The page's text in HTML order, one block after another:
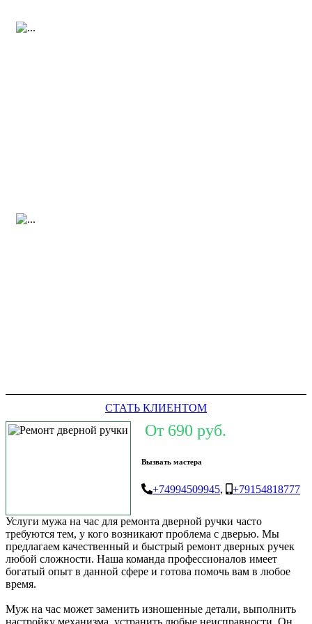
СТАТЬ КЛИЕНТОМ
От 690 руб.
Вызвать мастера
+74994509945, +79154818777
Услуги мужа на час для ремонта дверной ручки часто
требуются тем, у кого возникают проблема с дверью. Мы
предлагаем качественный и быстрый ремонт дверных ручек
любой сложности. Наша команда профессионалов имеет
богатый опыт в данной сфере и готова помочь вам в любое
время.
Муж на час может заменить изношенные детали, выполнить
настройку механизма, устранить любые неисправности. Он